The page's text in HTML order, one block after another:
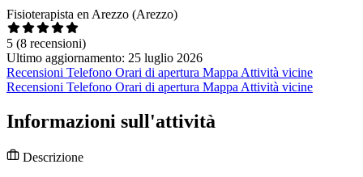
Fisioterapista en Arezzo (Arezzo)
5 (8 recensioni)
Ultimo aggiornamento: 25 luglio 2026
Recensioni Telefono Orari di apertura Mappa Attività vicine
Recensioni Telefono Orari di apertura Mappa Attività vicine
Informazioni sull'attività
Descrizione